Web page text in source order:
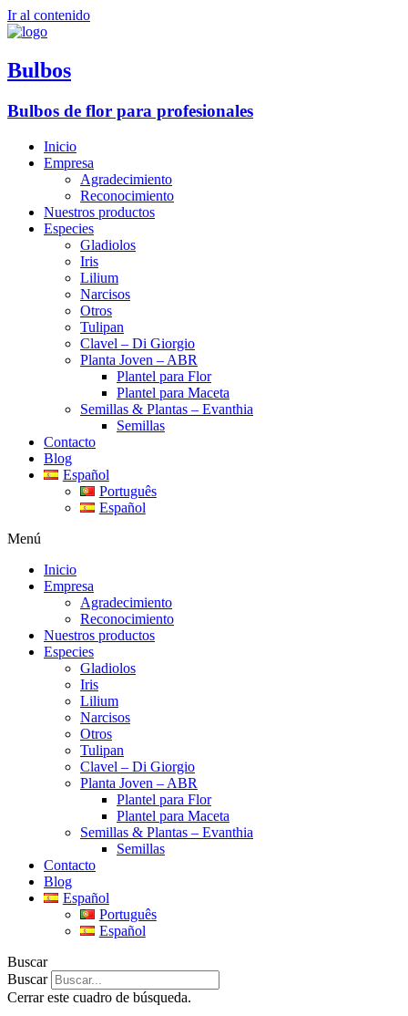
Ir al contenido
Bulbos
Bulbos de flor para profesionales
Inicio
Empresa
Agradecimiento
Reconocimiento
Nuestros productos
Especies
Gladiolos
Iris
Lilium
Narcisos
Otros
Tulipan
Clavel – Di Giorgio
Planta Joven – ABR
Plantel para Flor
Plantel para Maceta
Semillas & Plantas – Evanthia
Semillas
Contacto
Blog
Español
Português
Español
Menú
Inicio
Empresa
Agradecimiento
Reconocimiento
Nuestros productos
Especies
Gladiolos
Iris
Lilium
Narcisos
Otros
Tulipan
Clavel – Di Giorgio
Planta Joven – ABR
Plantel para Flor
Plantel para Maceta
Semillas & Plantas – Evanthia
Semillas
Contacto
Blog
Español
Português
Español
Buscar
Buscar
Cerrar este cuadro de búsqueda.